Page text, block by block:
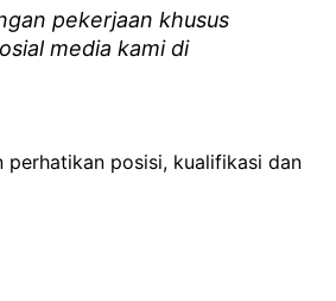
pekerjaan khusus
media kami di
posisi, kualifikasi dan